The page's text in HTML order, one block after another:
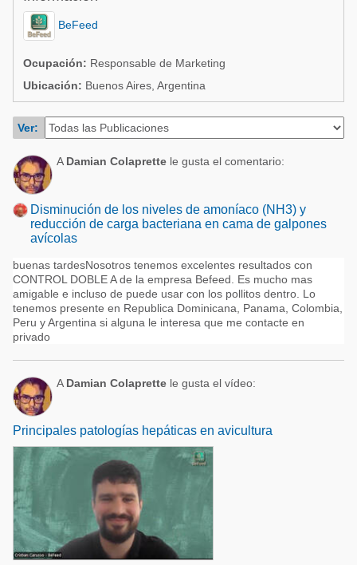
Acuacultura
Micotoxinas
Avicultura
Porcicultura
Lechería
Balanceados - Piensos
Comunidades en portugués
Avicultura
Ganadería
Lechería
BeFeed
Ocupación: Responsable de Marketing
Ubicación: Buenos Aires, Argentina
Ver:
A Damian Colaprette le gusta el comentario:
Disminución de los niveles de amoníaco (NH3) y
reducción de carga bacteriana en cama de galpones
avícolas
buenas tardesNosotros tenemos excelentes resultados con
CONTROL DOBLE A de la empresa Befeed. Es mucho mas
amigable e incluso de puede usar con los pollitos dentro. Lo
tenemos presente en Republica Dominicana, Panama, Colombia,
Peru y Argentina si alguna le interesa que me contacte en
privado
A Damian Colaprette le gusta el vídeo:
Principales patologías hepáticas en avicultura